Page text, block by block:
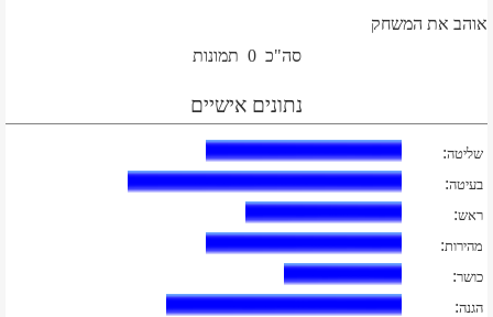
אוהב את המשחק
סה"כ 0 תמונות
נתונים אישיים
שליטה:
בעיטה:
ראש:
מהירות:
כושר:
הגנה: